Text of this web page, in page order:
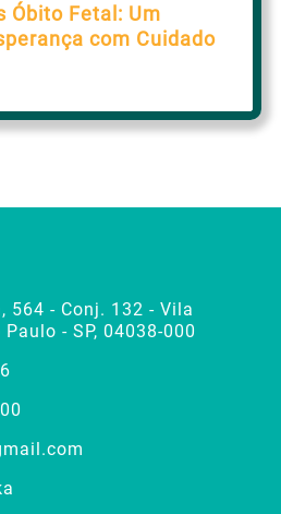
Óbito Fetal: Um
com Cuidado
564 - Conj. 132 - Vila
- SP, 04038-000